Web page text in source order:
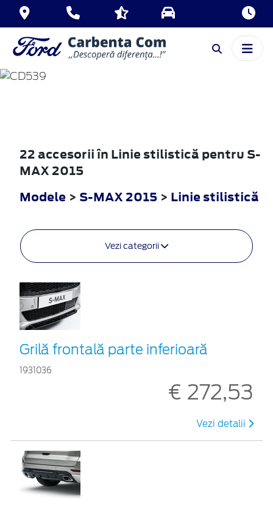
S-MAX
22 accesorii în Linie stilistică pentru S-
MAX 2015
Modele > S-MAX 2015 > Linie stilistică
Vezi categorii
Grilă frontală parte inferioară
1931036
€ 272,53
Vezi detalii